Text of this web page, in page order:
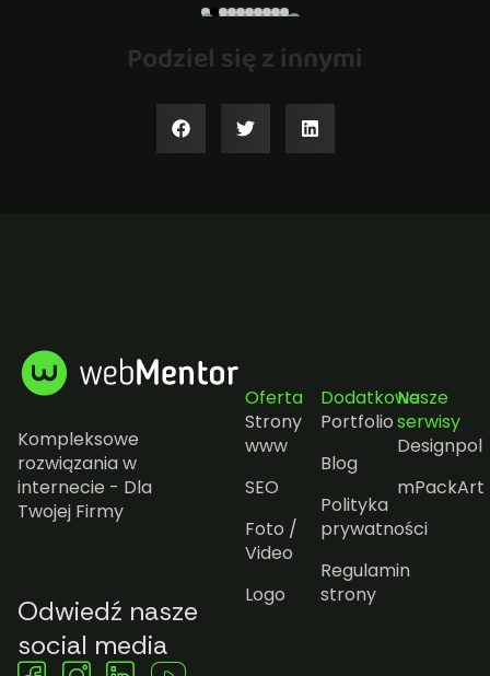
Podziel się z innymi
Kompleksowe
rozwiązania w
internecie - Dla
Twojej Firmy
Odwiedź nasze
social media
Oferta
Strony
www
SEO
Foto /
Video
Logo
Dodatkowe
Portfolio
Blog
Polityka
prywatności
Regulamin
strony
Nasze
serwisy
Designpol
mPackArt